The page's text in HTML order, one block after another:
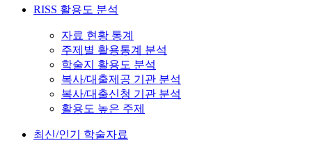
RISS 활용도 분석
자료 현황 통계
주제별 활용통계 분석
학술지 활용도 분석
복사/대출제공 기관 분석
복사/대출신청 기관 분석
활용도 높은 주제
최신/인기 학술자료